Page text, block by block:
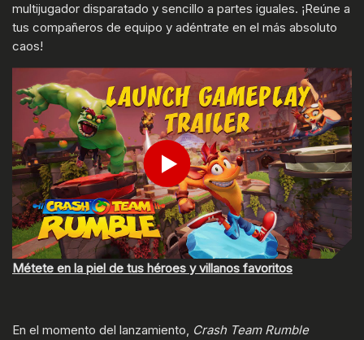
multijugador disparatado y sencillo a partes iguales. ¡Reúne a
tus compañeros de equipo y adéntrate en el más absoluto
caos!
INTRODUCE TU FECHA DE NACIMIENTO
ENVIAR
Play
Métete en la piel de tus héroes y villanos favoritos
En el momento del lanzamiento, Crash Team Rumble